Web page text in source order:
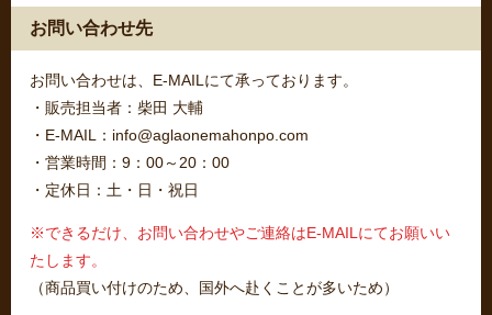
お問い合わせ先
お問い合わせは、E-MAILにて承っております。
・販売担当者：柴田 大輔
・E-MAIL：info@aglaonemahonpo.com
・営業時間：9：00～20：00
・定休日：土・日・祝日
※できるだけ、お問い合わせやご連絡はE-MAILにてお願いい
たします。
（商品買い付けのため、国外へ赴くことが多いため）